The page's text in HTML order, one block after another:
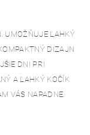
UMOŽŇUJE ĽAHKÝ
DIZAJN
DNI PRI
A ĽAHKÝ KOČÍK
VÁS NAPADNE.